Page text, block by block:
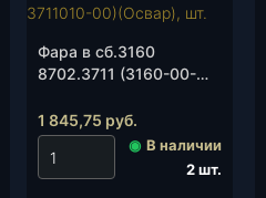
Фара в сб.3160
8702.3711 (3160-00-
шт.
1 845,75 руб.
◉ В наличии
2 шт.